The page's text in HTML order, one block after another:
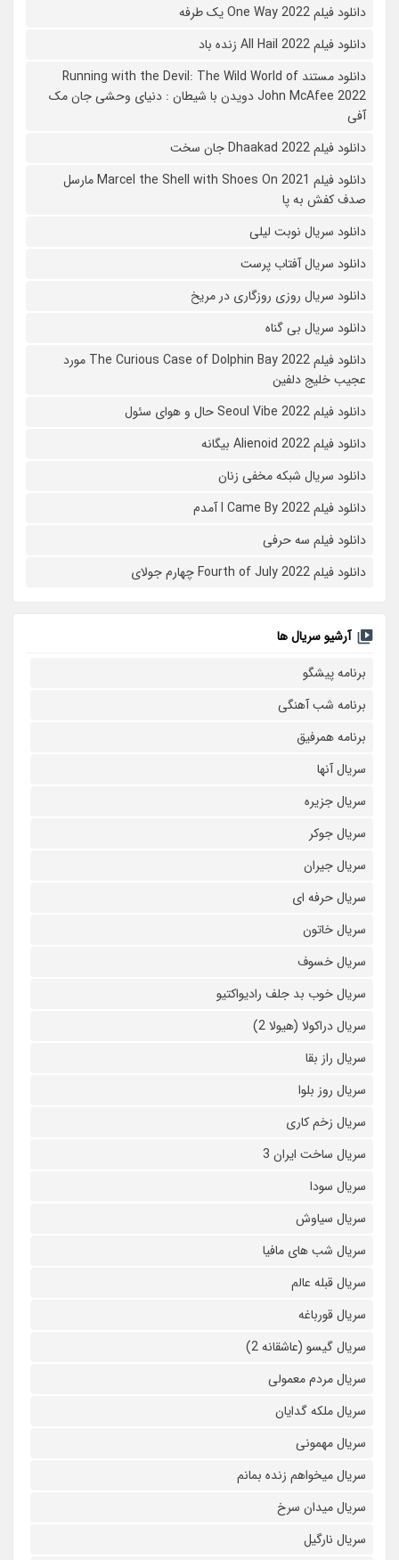
دانلود فیلم One Way 2022 یک طرفه
دانلود فیلم All Hail 2022 زنده باد
دانلود مستند Running with the Devil: The Wild World of
John McAfee 2022 دویدن با شیطان : دنیای وحشی جان مک
آفی
دانلود فیلم Dhaakad 2022 جان سخت
دانلود فیلم Marcel the Shell with Shoes On 2021 مارسل
صدف کفش به پا
دانلود سریال نوبت لیلی
دانلود سریال آفتاب پرست
دانلود سریال روزی روزگاری در مریخ
دانلود سریال بی گناه
دانلود فیلم The Curious Case of Dolphin Bay 2022 مورد
عجیب خلیج دلفین
دانلود فیلم Seoul Vibe 2022 حال و هوای سئول
دانلود فیلم Alienoid 2022 بیگانه
دانلود سریال شبکه مخفی زنان
دانلود فیلم I Came By 2022 آمدم
دانلود فیلم سه حرفی
دانلود فیلم Fourth of July 2022 چهارم جولای
آرشیو سریال ها
برنامه پیشگو
برنامه شب آهنگی
برنامه همرفیق
سریال آنها
سریال جزیره
سریال جوکر
سریال جیران
سریال حرفه ای
سریال خاتون
سریال خسوف
سریال خوب بد جلف رادیواکتیو
سریال دراکولا (هیولا 2)
سریال راز بقا
سریال روز بلوا
سریال زخم کاری
سریال ساخت ایران 3
سریال سودا
سریال سیاوش
سریال شب های مافیا
سریال قبله عالم
سریال قورباغه
سریال گیسو (عاشقانه 2)
سریال مردم معمولی
سریال ملکه گدایان
سریال مهمونی
سریال میخواهم زنده بمانم
سریال میدان سرخ
سریال نارگیل